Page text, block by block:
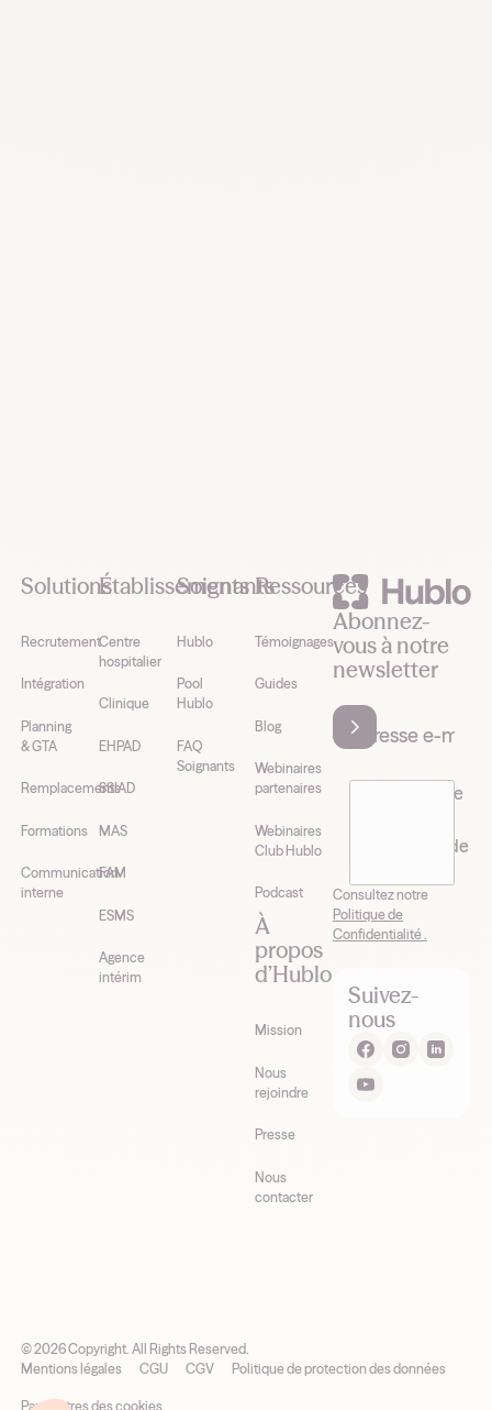
Solutions
Recrutement
Intégration
Planning
& GTA
Remplacements
Formations
Communication
interne
Établissements
Centre
hospitalier
Clinique
EHPAD
SSIAD
MAS
FAM
ESMS
Agence
intérim
Soignants
Hublo
Pool
Hublo
FAQ
Soignants
Ressources
Témoignages
Guides
Blog
Webinaires
partenaires
Webinaires
Club Hublo
Podcast
À
propos
d’Hublo
Mission
Nous
rejoindre
Presse
Nous
contacter
Abonnez-
vous à notre
newsletter
J’accepte de
newsletter de
Consultez notre
Politique de
Confidentialité .
Suivez-
nous
©2026Copyright. All Rights Reserved.
Mentions légales
CGU CGV Politique de protection des données
Paramètres des cookies